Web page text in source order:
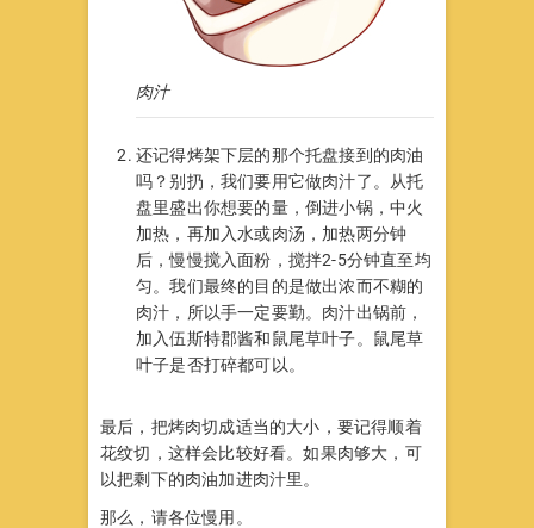
肉汁
还记得烤架下层的那个托盘接到的肉油
吗？别扔，我们要用它做肉汁了。从托
盘里盛出你想要的量，倒进小锅，中火
加热，再加入水或肉汤，加热两分钟
后，慢慢搅入面粉，搅拌2-5分钟直至均
匀。我们最终的目的是做出浓而不糊的
肉汁，所以手一定要勤。肉汁出锅前，
加入伍斯特郡酱和鼠尾草叶子。鼠尾草
叶子是否打碎都可以。
最后，把烤肉切成适当的大小，要记得顺着
花纹切，这样会比较好看。如果肉够大，可
以把剩下的肉油加进肉汁里。
那么，请各位慢用。